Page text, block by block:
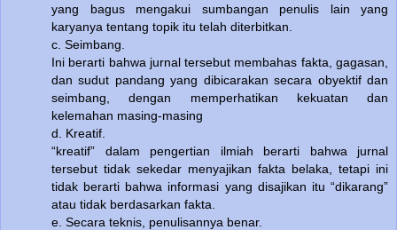
yang bagus mengakui sumbangan penulis lain yang
karyanya tentang topik itu telah diterbitkan.
c. Seimbang.
Ini berarti bahwa jurnal tersebut membahas fakta, gagasan,
dan sudut pandang yang dibicarakan secara obyektif dan
seimbang, dengan memperhatikan kekuatan dan
kelemahan masing-masing
d. Kreatif.
“kreatif” dalam pengertian ilmiah berarti bahwa jurnal
tersebut tidak sekedar menyajikan fakta belaka, tetapi ini
tidak berarti bahwa informasi yang disajikan itu “dikarang”
atau tidak berdasarkan fakta.
e. Secara teknis, penulisannya benar.